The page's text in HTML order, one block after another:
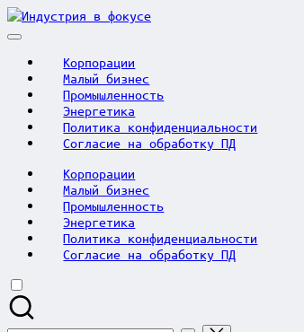
Skip
to
Индустрия
Корпорации
Малый бизнес
Промышленность
Энергетика
Политика конфиденциальности
Согласие на обработку ПД
Корпорации
Малый бизнес
Промышленность
Энергетика
Политика конфиденциальности
Согласие на обработку ПД